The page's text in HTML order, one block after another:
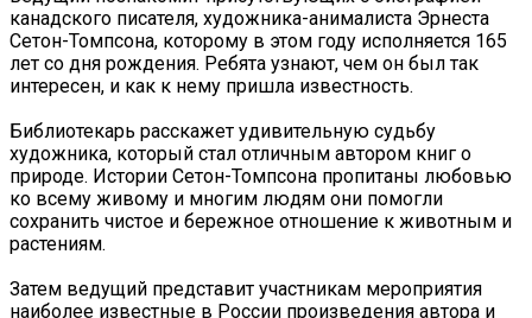
канадского писателя, художника-анималиста Эрнеста
Сетон-Томпсона, которому в этом году исполняется 165
лет со дня рождения. Ребята узнают, чем он был так
интересен, и как к нему пришла известность.
Библиотекарь расскажет удивительную судьбу
художника, который стал отличным автором книг о
природе. Истории Сетон-Томпсона пропитаны любовью
ко всему живому и многим людям они помогли
сохранить чистое и бережное отношение к животным и
растениям.
Затем ведущий представит участникам мероприятия
наиболее известные в России произведения автора и